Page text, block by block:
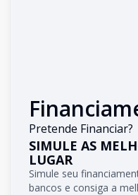
Pretende Financiar?
SIMULE AS
LUGAR
Simule seu
bancos e consiga a